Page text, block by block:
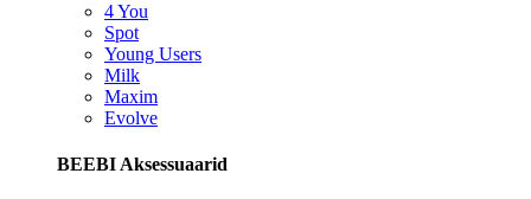
4 You
Spot
Young Users
Milk
Maxim
Evolve
BEEBI Aksessuaarid